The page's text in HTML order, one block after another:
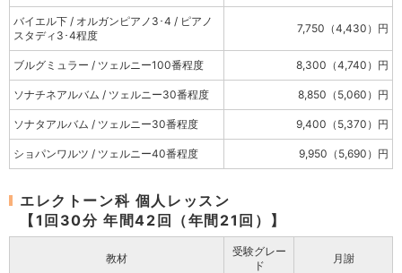
バイエル下 / オルガンピアノ3･4 / ピアノ
スタディ3･4程度
7,750（4,430）円
ブルグミュラー / ツェルニー100番程度 8,300（4,740）円
ソナチネアルバム / ツェルニー30番程度 8,850（5,060）円
ソナタアルバム / ツェルニー30番程度 9,400（5,370）円
ショパンワルツ / ツェルニー40番程度 9,950（5,690）円
エレクトーン科 個人レッスン
【1回30分 年間42回（年間21回）】
教材
受験グレー
ド
月謝